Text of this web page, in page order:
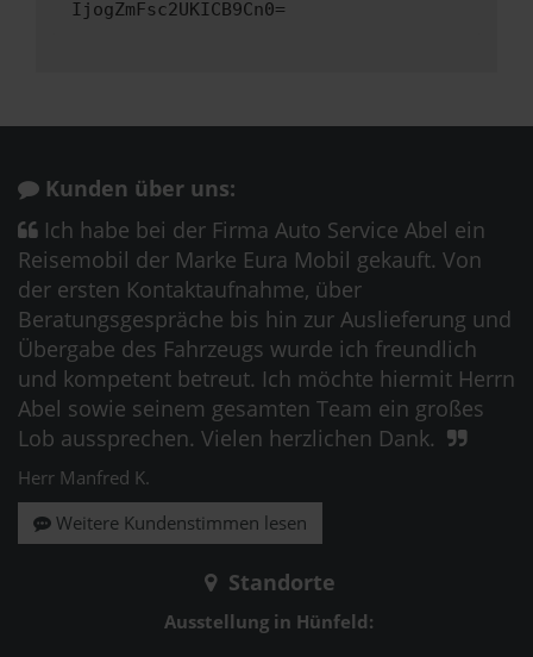
IjogZmFsc2UKICB9Cn0=
Kunden über uns:
Ich habe bei der Firma Auto Service Abel ein
Reisemobil der Marke Eura Mobil gekauft. Von
der ersten Kontaktaufnahme, über
Beratungsgespräche bis hin zur Auslieferung und
Übergabe des Fahrzeugs wurde ich freundlich
und kompetent betreut. Ich möchte hiermit Herrn
Abel sowie seinem gesamten Team ein großes
Lob aussprechen. Vielen herzlichen Dank.
Herr Manfred K.
Weitere Kundenstimmen lesen
Standorte
Ausstellung in Hünfeld: